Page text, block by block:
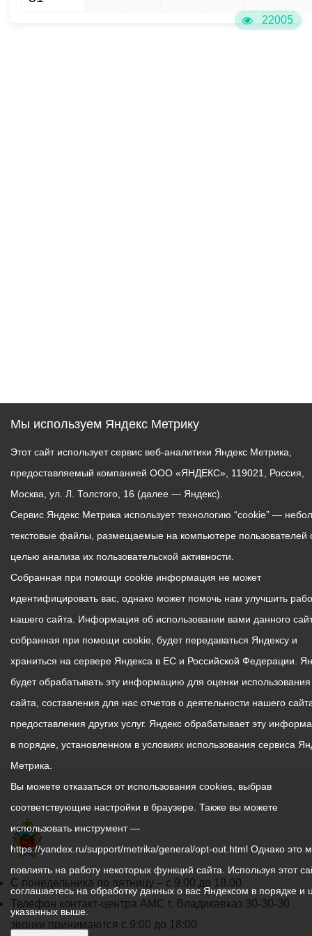
22005
График
работы
администрации
С понедельника по пятницу – с 9.00 до 18.00
Телефон контакт-центра АМС г. Владикавказ 30-30-30
звонки принимаются с 9:00 до 18:00
Мы используем Яндекс Метрику
Этот сайт использует сервис веб-аналитики Яндекс Метрика,
предоставляемый компанией ООО «ЯНДЕКС», 119021, Россия,
Москва, ул. Л. Толстого, 16 (далее — Яндекс).
Сервис Яндекс Метрика использует технологию “cookie” —
текстовые файлы, размещаемые на компьютере пользователей
целью анализа их пользовательской активности.
Собранная при помощи cookie информация не может
идентифицировать вас, однако может помочь нам улучшить
нашего сайта. Информация об использовании вами данного
собранная при помощи cookie, будет передаваться Яндексу и
храниться на сервере Яндекса в ЕС и Российской Федерации.
будет обрабатывать эту информацию для оценки
сайта, составления для нас отчетов о деятельности нашего
предоставления других услуг. Яндекс обрабатывает эту
в порядке, установленном в условиях использования сервиса
Метрика.
Вы можете отказаться от использования cookies, выбрав
соответствующие настройки в браузере. Также вы можете
использовать инструмент —
https://yandex.ru/support/metrika/general/opt-out.html Однако это
повлиять на работу некоторых функций сайта. Используя этот
соглашаетесь на обработку данных о вас Яндексом в порядке и
указанных выше.